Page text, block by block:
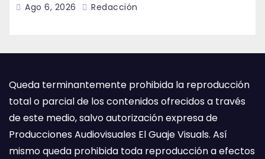
Ago 6, 2026 Redacción
Queda terminantemente prohibida la reproducción
total o parcial de los contenidos ofrecidos a través
de este medio, salvo autorización expresa de
Producciones Audiovisuales El Guaje Visuals. Así
mismo queda prohibida toda reproducción a efectos